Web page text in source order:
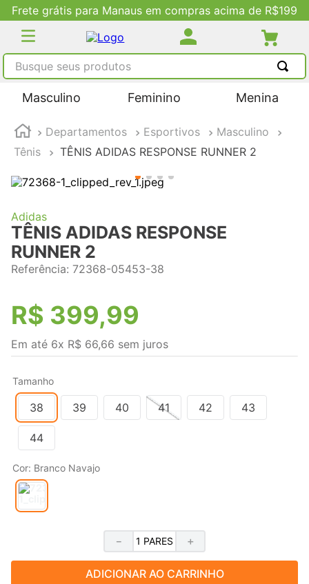
Frete grátis para Manaus em compras acima de R$199
Busque seus produtos
Masculino Feminino Menina
Departamentos Esportivos
Masculino
Tênis
TÊNIS ADIDAS RESPONSE RUNNER 2
Adidas
TÊNIS ADIDAS RESPONSE
RUNNER 2
Referência: 72368-05453-38
R$ 399,99
Em até 6x R$ 66,66 sem juros
Tamanho
38 39 40 41 42 43
44
Cor: Branco Navajo
＋
－
ADICIONAR AO CARRINHO
TERMOS MAIS BUSCADOS
2
tenis feminino
4º
adidas
5º